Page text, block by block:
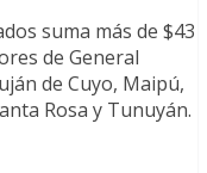
suma más de $43
de General
de Cuyo, Maipú,
Rosa y Tunuyán.